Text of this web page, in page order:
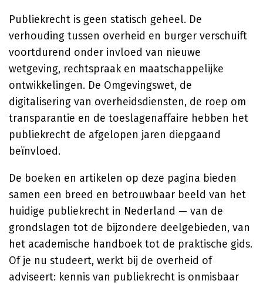
Publiekrecht is geen statisch geheel. De
verhouding tussen overheid en burger verschuift
voortdurend onder invloed van nieuwe
wetgeving, rechtspraak en maatschappelijke
ontwikkelingen. De Omgevingswet, de
digitalisering van overheidsdiensten, de roep om
transparantie en de toeslagenaffaire hebben het
publiekrecht de afgelopen jaren diepgaand
beïnvloed.
De boeken en artikelen op deze pagina bieden
samen een breed en betrouwbaar beeld van het
huidige publiekrecht in Nederland — van de
grondslagen tot de bijzondere deelgebieden, van
het academische handboek tot de praktische gids.
Of je nu studeert, werkt bij de overheid of
adviseert: kennis van publiekrecht is onmisbaar